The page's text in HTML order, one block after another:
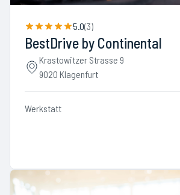
5.0(3)
BestDrive by Continental
Krastowitzer Strasse 9
9020 Klagenfurt
Werkstatt